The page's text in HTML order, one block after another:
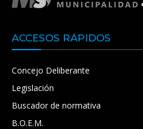
ACCESOS RÁPIDOS
Concejo Deliberante
Legislación
Buscador de normativa
B.O.E.M.